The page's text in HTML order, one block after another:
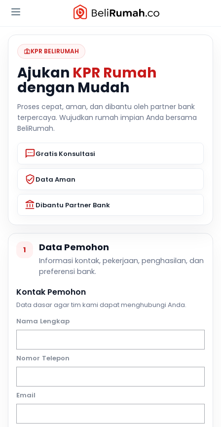
KPR BELIRUMAH
Ajukan KPR Rumah
dengan Mudah
Proses cepat, aman, dan dibantu oleh partner bank
terpercaya. Wujudkan rumah impian Anda bersama
BeliRumah.
Gratis Konsultasi
Data Aman
Dibantu Partner Bank
1 Data Pemohon
Informasi kontak, pekerjaan, penghasilan, dan
preferensi bank.
Kontak Pemohon
Data dasar agar tim kami dapat menghubungi Anda.
Nama Lengkap
Nomor Telepon
Email